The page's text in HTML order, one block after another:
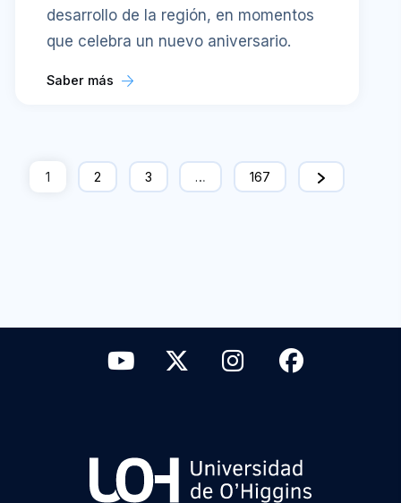
desarrollo de la región, en momentos
que celebra un nuevo aniversario.
Saber más
1 2 3 … 167